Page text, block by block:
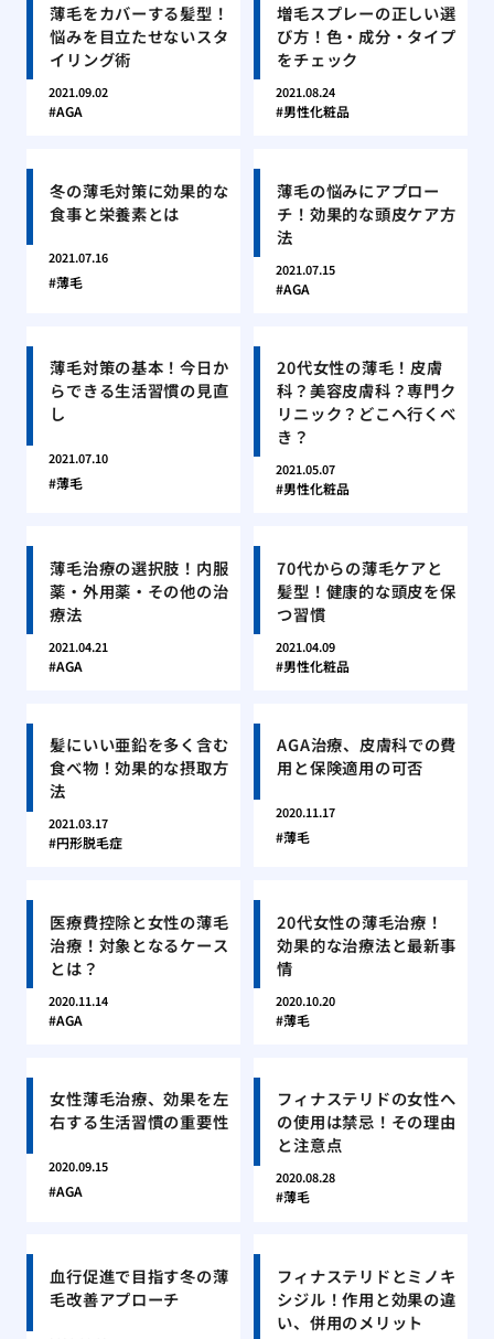
薄毛をカバーする髪型！
悩みを目立たせないスタ
イリング術
2021.09.02
AGA
増毛スプレーの正しい選
び方！色・成分・タイプ
をチェック
2021.08.24
男性化粧品
冬の薄毛対策に効果的な
食事と栄養素とは
2021.07.16
薄毛
薄毛の悩みにアプロー
チ！効果的な頭皮ケア方
法
2021.07.15
AGA
薄毛対策の基本！今日か
らできる生活習慣の見直
し
2021.07.10
薄毛
20代女性の薄毛！皮膚
科？美容皮膚科？専門ク
リニック？どこへ行くべ
き？
2021.05.07
男性化粧品
薄毛治療の選択肢！内服
薬・外用薬・その他の治
療法
2021.04.21
AGA
70代からの薄毛ケアと
髪型！健康的な頭皮を保
つ習慣
2021.04.09
男性化粧品
髪にいい亜鉛を多く含む
食べ物！効果的な摂取方
法
2021.03.17
円形脱毛症
AGA治療、皮膚科での費
用と保険適用の可否
2020.11.17
薄毛
医療費控除と女性の薄毛
治療！対象となるケース
とは？
2020.11.14
AGA
20代女性の薄毛治療！
効果的な治療法と最新事
情
2020.10.20
薄毛
女性薄毛治療、効果を左
右する生活習慣の重要性
2020.09.15
AGA
フィナステリドの女性へ
の使用は禁忌！その理由
と注意点
2020.08.28
薄毛
血行促進で目指す冬の薄
毛改善アプローチ
フィナステリドとミノキ
シジル！作用と効果の違
い、併用のメリット